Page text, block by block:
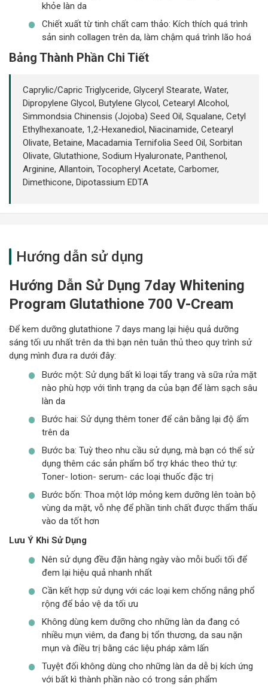
khỏe làn da
Chiết xuất từ tinh chất cam thảo: Kích thích quá trình
sản sinh collagen trên da, làm chậm quá trình lão hoá
Bảng Thành Phần Chi Tiết
Caprylic/Capric Triglyceride, Glyceryl Stearate, Water,
Dipropylene Glycol, Butylene Glycol, Cetearyl Alcohol,
Simmondsia Chinensis (Jojoba) Seed Oil, Squalane, Cetyl
Ethylhexanoate, 1,2-Hexanediol, Niacinamide, Cetearyl
Olivate, Betaine, Macadamia Ternifolia Seed Oil, Sorbitan
Olivate, Glutathione, Sodium Hyaluronate, Panthenol,
Arginine, Allantoin, Tocopheryl Acetate, Carbomer,
Dimethicone, Dipotassium EDTA
Hướng dẫn sử dụng
Hướng Dẫn Sử Dụng 7day Whitening
Program Glutathione 700 V-Cream
Để kem dưỡng glutathione 7 days mang lại hiệu quả dưỡng
sáng tối ưu nhất trên da thì bạn nên tuân thủ theo quy trình sử
dụng mình đưa ra dưới đây:
Bước một: Sử dụng bất kì loại tẩy trang và sữa rửa mặt
nào phù hợp với tình trạng da của bạn để làm sạch sâu
làn da
Bước hai: Sử dụng thêm toner để cân bằng lại độ ẩm
trên da
Bước ba: Tuỳ theo nhu cầu sử dụng, mà bạn có thể sử
dụng thêm các sản phẩm bổ trợ khác theo thứ tự:
Toner- lotion- serum- các loại thuốc đặc trị
Bước bốn: Thoa một lớp mỏng kem dưỡng lên toàn bộ
vùng da mặt, vỗ nhẹ để phần tinh chất được thẩm thấu
vào da tốt hơn
Lưu Ý Khi Sử Dụng
Nên sử dụng đều đặn hàng ngày vào mỗi buổi tối để
đem lại hiệu quả nhanh nhất
Cần kết hợp sử dụng với các loại kem chống nắng phổ
rộng để bảo vệ da tối ưu
Không dùng kem dưỡng cho những làn da đang có
nhiều mụn viêm, da đang bị tổn thương, da sau nặn
mụn và điều trị bằng các liệu pháp xâm lấn
Tuyệt đối không dùng cho những làn da dễ bị kích ứng
với bất kì thành phần nào có trong sản phẩm